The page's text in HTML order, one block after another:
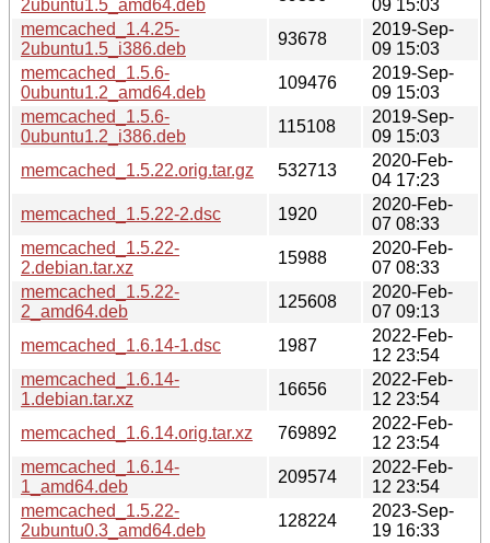
2ubuntu1.5_amd64.deb
09 15:03
memcached_1.4.25-
2ubuntu1.5_i386.deb
93678
2019-Sep-
09 15:03
memcached_1.5.6-
0ubuntu1.2_amd64.deb
109476
2019-Sep-
09 15:03
memcached_1.5.6-
0ubuntu1.2_i386.deb
115108
2019-Sep-
09 15:03
memcached_1.5.22.orig.tar.gz
532713
2020-Feb-
04 17:23
memcached_1.5.22-2.dsc
1920
2020-Feb-
07 08:33
memcached_1.5.22-
2.debian.tar.xz
15988
2020-Feb-
07 08:33
memcached_1.5.22-
2_amd64.deb
125608
2020-Feb-
07 09:13
memcached_1.6.14-1.dsc
1987
2022-Feb-
12 23:54
memcached_1.6.14-
1.debian.tar.xz
16656
2022-Feb-
12 23:54
memcached_1.6.14.orig.tar.xz
769892
2022-Feb-
12 23:54
memcached_1.6.14-
1_amd64.deb
209574
2022-Feb-
12 23:54
memcached_1.5.22-
2ubuntu0.3_amd64.deb
128224
2023-Sep-
19 16:33